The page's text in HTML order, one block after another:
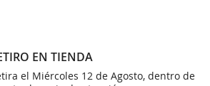
EN TIENDA
el Miércoles 12 de Agosto, dentro de